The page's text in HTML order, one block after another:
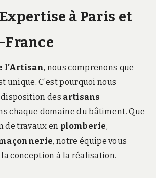
à Paris et
France
l’Artisan, nous comprenons que
unique. C’est pourquoi nous
des artisans
chaque domaine du bâtiment. Que
de travaux en plomberie,
, notre équipe vous
conception à la réalisation.